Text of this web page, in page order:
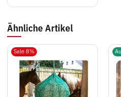
Ähnliche Artikel
Sale 8%